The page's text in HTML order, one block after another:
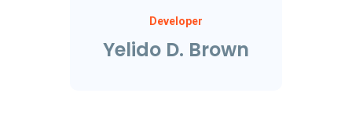
Developer
Yelido D. Brown